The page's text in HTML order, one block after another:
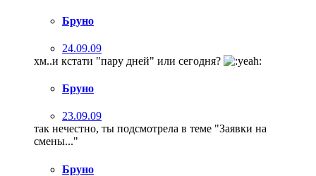
Бруно
24.09.09
хм..и кстати "пару дней" или сегодня?
Бруно
23.09.09
так нечестно, ты подсмотрела в теме "Заявки на
смены..."
Бруно